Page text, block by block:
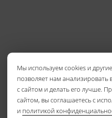
Мы используем cookies и
позволяет нам анализировать
с сайтом и делать его лучше.
сайтом, вы соглашаетесь с
и политикой